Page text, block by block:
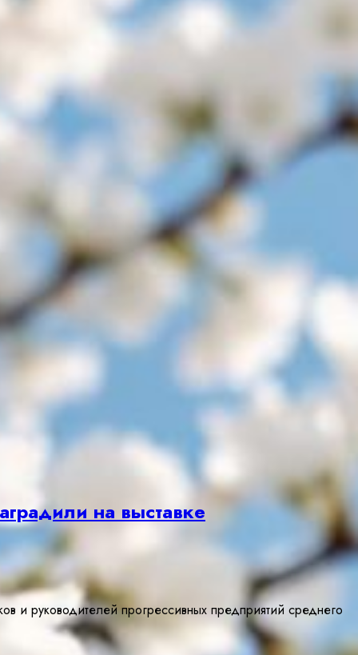
на выставке
руководителей прогрессивных предприятий среднего